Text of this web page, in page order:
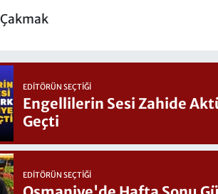
EDITÖRÜN SEÇTIĞI
Engellilerin Sesi Zahide
Geçti
EDITÖRÜN SEÇTIĞI